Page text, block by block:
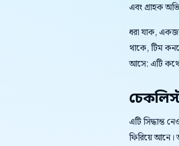
এবং গ্রাহক
ধরা যাক,
থাকে, টিম
আসে: এটি
এটি সিদ্ধান্ত
ফিরিয়ে আনে।